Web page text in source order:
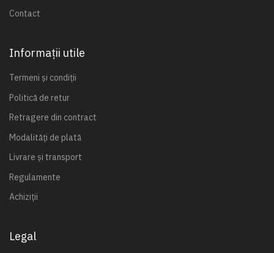
Contact
Informații utile
Termeni și condiții
Politică de retur
Retragere din contract
Modalități de plată
Livrare și transport
Regulamente
Achiziții
Legal